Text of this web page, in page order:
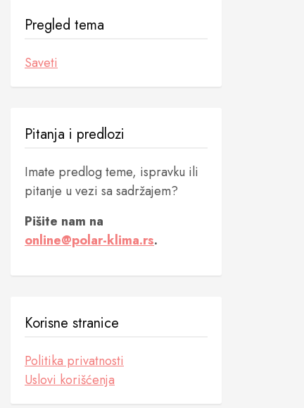
Pregled tema
Saveti
Pitanja i predlozi
Imate predlog teme, ispravku ili
pitanje u vezi sa sadržajem?
Pišite nam na
online@polar-klima.rs.
Korisne stranice
Politika privatnosti
Uslovi korišćenja